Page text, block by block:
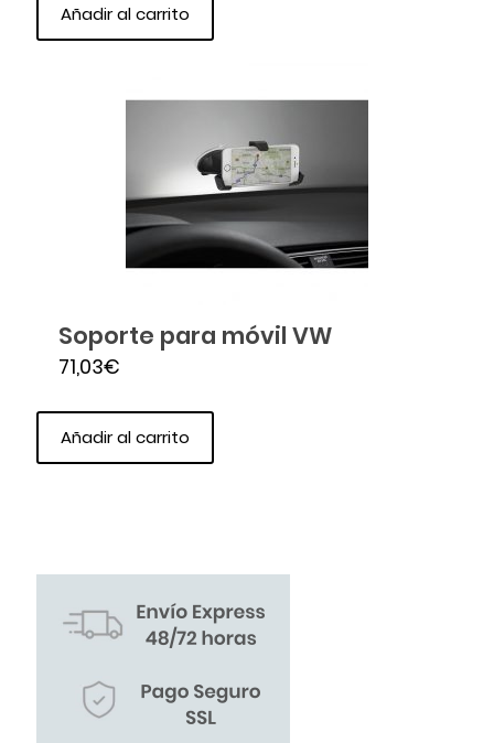
Añadir al carrito
Soporte para móvil VW
71,03€
Añadir al carrito